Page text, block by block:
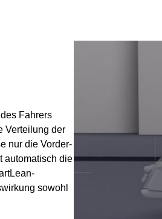
Fahrers
Verteilung der
nur die Vorder-
automatisch die
sowohl